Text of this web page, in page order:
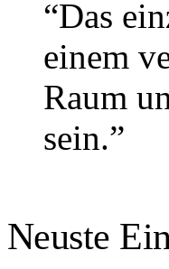
“Das
einem
Raum
sein.”
Neuste